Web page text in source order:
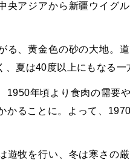
央アジアから新疆ウイグ
る、黄金色の砂の大地。
、夏は40度以上にもなる一
1950年頃より食肉の需要
かることに。よって、
遊牧を行い、冬は寒さの